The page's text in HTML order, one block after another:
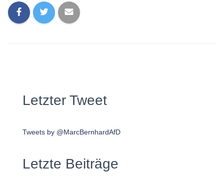
Letzter Tweet
Tweets by @MarcBernhardAfD
Letzte Beiträge